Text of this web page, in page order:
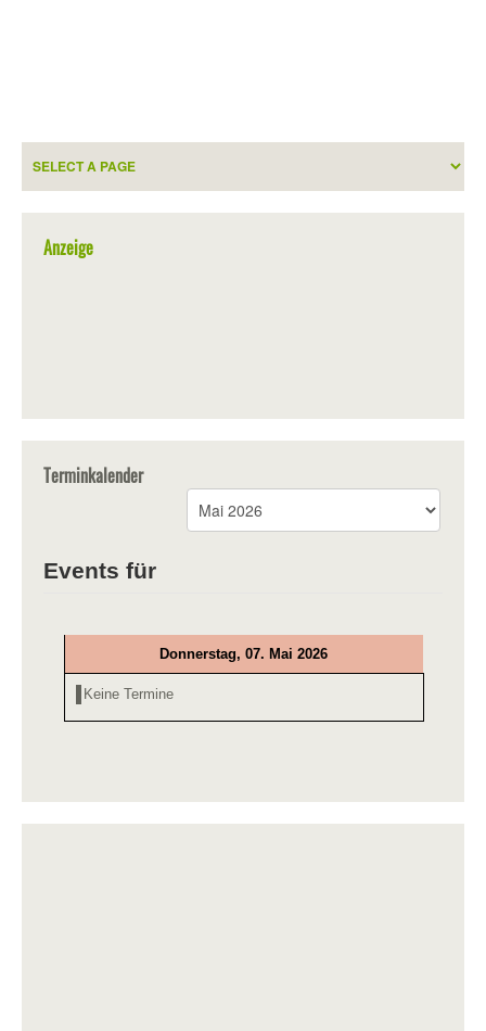
Anzeige
Terminkalender
Events für
Donnerstag, 07. Mai 2026
Keine Termine